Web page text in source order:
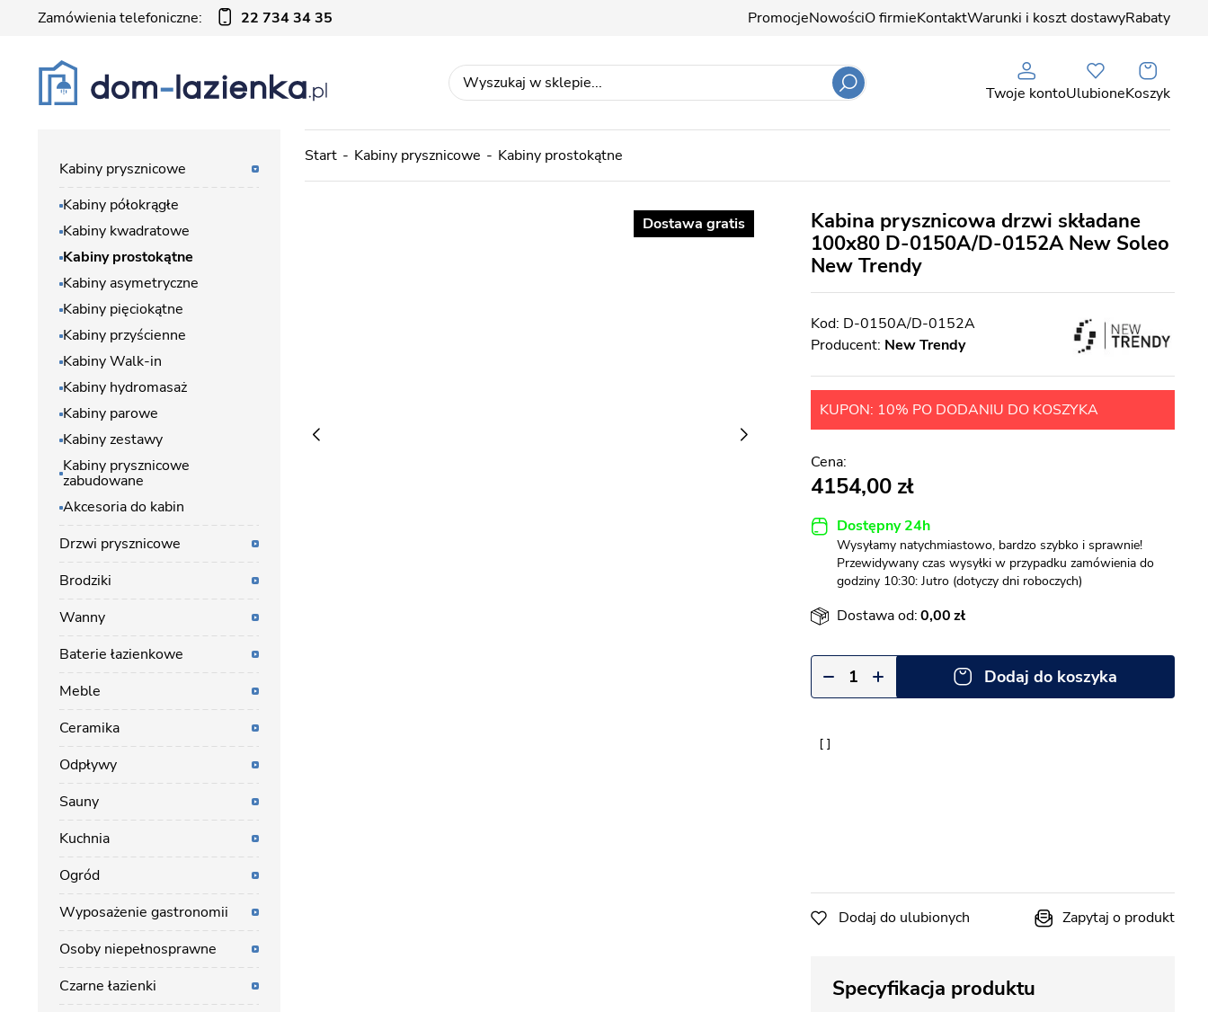
Zamówienia telefoniczne: 22 734 34 35 PromocjeNowościO firmieKontaktWarunki i koszt dostawyRabaty
Twoje kontoUlubioneKoszyk
Start Kabiny prysznicowe Kabiny prostokątne
Dostawa gratis
Kabina prysznicowa drzwi składane
100x80 D-0150A/D-0152A New Soleo
New Trendy
D-0150A/D-0152A
Producent: New Trendy
KUPON: 10% PO DODANIU DO KOSZYKA
4154,00
Dostępny 24h
Wysyłamy natychmiastowo, bardzo szybko i sprawnie!
Przewidywany czas wysyłki w przypadku zamówienia do
godziny 10:30: Jutro (dotyczy dni roboczych)
Dostawa od:0,00
Dodaj do koszyka
Dodaj do ulubionych Zapytaj o produkt
Specyfikacja produktu
Kabiny prysznicowe
Kabiny półokrągłe
Kabiny kwadratowe
Kabiny prostokątne
Kabiny asymetryczne
Kabiny pięciokątne
Kabiny przyścienne
Kabiny Walk-in
Kabiny hydromasaż
Kabiny parowe
Kabiny zestawy
Kabiny prysznicowe
zabudowane
Akcesoria do kabin
Drzwi prysznicowe
Brodziki
Wanny
Baterie łazienkowe
Meble
Ceramika
Odpływy
Sauny
Kuchnia
Ogród
Wyposażenie gastronomii
Osoby niepełnosprawne
Czarne łazienki